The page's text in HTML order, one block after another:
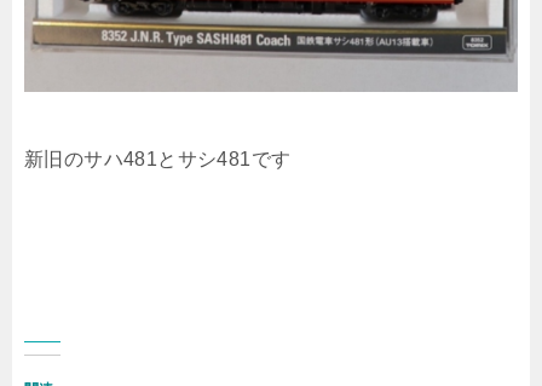
新旧のサハ481とサシ481です